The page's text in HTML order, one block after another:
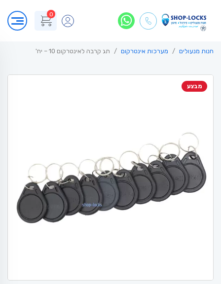
0
חנות מנעולים מערכות אינטרקום תג קרבה לאינטרקום 10 – יח'
מבצע